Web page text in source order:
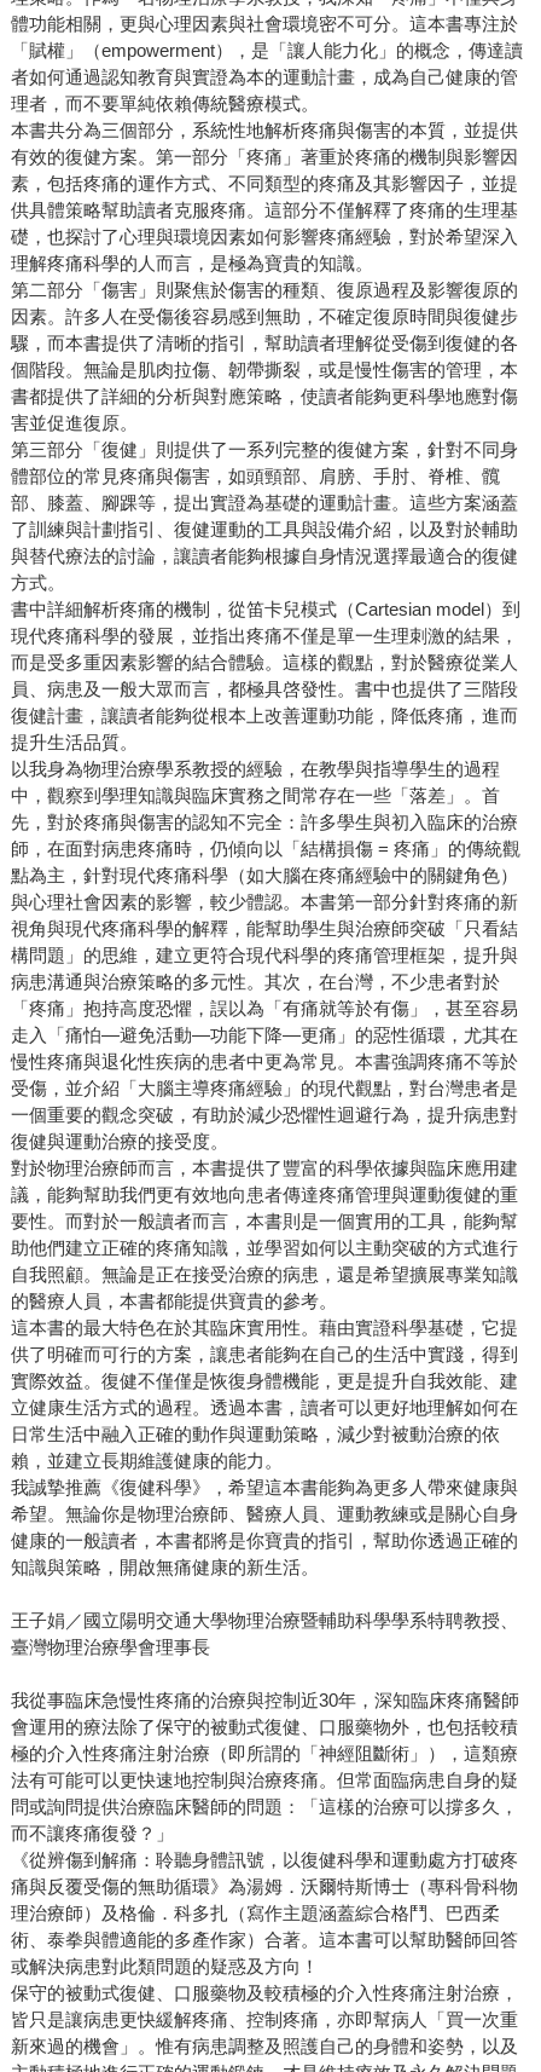
體功能相關，更與心理因素與社會環境密不可分。這本書專注於
「賦權」（empowerment），是「讓人能力化」的概念，傳達讀
者如何通過認知教育與實證為本的運動計畫，成為自己健康的管
理者，而不要單純依賴傳統醫療模式。
本書共分為三個部分，系統性地解析疼痛與傷害的本質，並提供
有效的復健方案。第一部分「疼痛」著重於疼痛的機制與影響因
素，包括疼痛的運作方式、不同類型的疼痛及其影響因子，並提
供具體策略幫助讀者克服疼痛。這部分不僅解釋了疼痛的生理基
礎，也探討了心理與環境因素如何影響疼痛經驗，對於希望深入
理解疼痛科學的人而言，是極為寶貴的知識。
第二部分「傷害」則聚焦於傷害的種類、復原過程及影響復原的
因素。許多人在受傷後容易感到無助，不確定復原時間與復健步
驟，而本書提供了清晰的指引，幫助讀者理解從受傷到復健的各
個階段。無論是肌肉拉傷、韌帶撕裂，或是慢性傷害的管理，本
書都提供了詳細的分析與對應策略，使讀者能夠更科學地應對傷
害並促進復原。
第三部分「復健」則提供了一系列完整的復健方案，針對不同身
體部位的常見疼痛與傷害，如頭頸部、肩膀、手肘、脊椎、髖
部、膝蓋、腳踝等，提出實證為基礎的運動計畫。這些方案涵蓋
了訓練與計劃指引、復健運動的工具與設備介紹，以及對於輔助
與替代療法的討論，讓讀者能夠根據自身情況選擇最適合的復健
方式。
書中詳細解析疼痛的機制，從笛卡兒模式（Cartesian model）到
現代疼痛科學的發展，並指出疼痛不僅是單一生理刺激的結果，
而是受多重因素影響的結合體驗。這樣的觀點，對於醫療從業人
員、病患及一般大眾而言，都極具啓發性。書中也提供了三階段
復健計畫，讓讀者能夠從根本上改善運動功能，降低疼痛，進而
提升生活品質。
以我身為物理治療學系教授的經驗，在教學與指導學生的過程
中，觀察到學理知識與臨床實務之間常存在一些「落差」。首
先，對於疼痛與傷害的認知不完全：許多學生與初入臨床的治療
師，在面對病患疼痛時，仍傾向以「結構損傷 = 疼痛」的傳統觀
點為主，針對現代疼痛科學（如大腦在疼痛經驗中的關鍵角色）
與心理社會因素的影響，較少體認。本書第一部分針對疼痛的新
視角與現代疼痛科學的解釋，能幫助學生與治療師突破「只看結
構問題」的思維，建立更符合現代科學的疼痛管理框架，提升與
病患溝通與治療策略的多元性。其次，在台灣，不少患者對於
「疼痛」抱持高度恐懼，誤以為「有痛就等於有傷」，甚至容易
走入「痛怕—避免活動—功能下降—更痛」的惡性循環，尤其在
慢性疼痛與退化性疾病的患者中更為常見。本書強調疼痛不等於
受傷，並介紹「大腦主導疼痛經驗」的現代觀點，對台灣患者是
一個重要的觀念突破，有助於減少恐懼性迴避行為，提升病患對
復健與運動治療的接受度。
對於物理治療師而言，本書提供了豐富的科學依據與臨床應用建
議，能夠幫助我們更有效地向患者傳達疼痛管理與運動復健的重
要性。而對於一般讀者而言，本書則是一個實用的工具，能夠幫
助他們建立正確的疼痛知識，並學習如何以主動突破的方式進行
自我照顧。無論是正在接受治療的病患，還是希望擴展專業知識
的醫療人員，本書都能提供寶貴的參考。
這本書的最大特色在於其臨床實用性。藉由實證科學基礎，它提
供了明確而可行的方案，讓患者能夠在自己的生活中實踐，得到
實際效益。復健不僅僅是恢復身體機能，更是提升自我效能、建
立健康生活方式的過程。透過本書，讀者可以更好地理解如何在
日常生活中融入正確的動作與運動策略，減少對被動治療的依
賴，並建立長期維護健康的能力。
我誠摯推薦《復健科學》，希望這本書能夠為更多人帶來健康與
希望。無論你是物理治療師、醫療人員、運動教練或是關心自身
健康的一般讀者，本書都將是你寶貴的指引，幫助你透過正確的
知識與策略，開啟無痛健康的新生活。
王子娟／國立陽明交通大學物理治療暨輔助科學學系特聘教授、
臺灣物理治療學會理事長
我從事臨床急慢性疼痛的治療與控制近30年，深知臨床疼痛醫師
會運用的療法除了保守的被動式復健、口服藥物外，也包括較積
極的介入性疼痛注射治療（即所謂的「神經阻斷術」），這類療
法有可能可以更快速地控制與治療疼痛。但常面臨病患自身的疑
問或詢問提供治療臨床醫師的問題：「這樣的治療可以撐多久，
而不讓疼痛復發？」
《從辨傷到解痛：聆聽身體訊號，以復健科學和運動處方打破疼
痛與反覆受傷的無助循環》為湯姆．沃爾特斯博士（專科骨科物
理治療師）及格倫．科多扎（寫作主題涵蓋綜合格鬥、巴西柔
術、泰拳與體適能的多產作家）合著。這本書可以幫助醫師回答
或解決病患對此類問題的疑惑及方向！
保守的被動式復健、口服藥物及較積極的介入性疼痛注射治療，
皆只是讓病患更快緩解疼痛、控制疼痛，亦即幫病人「買一次重
新來過的機會」。惟有病患調整及照護自己的身體和姿勢，以及